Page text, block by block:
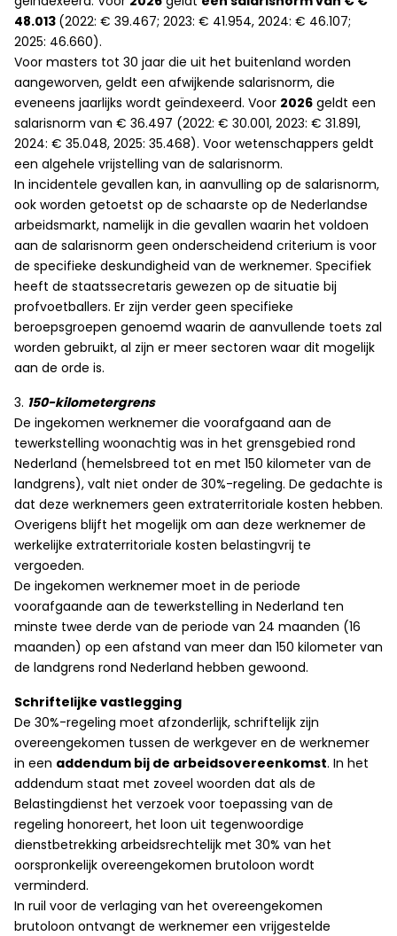
48.013 (2022: € 39.467; 2023: € 41.954, 2024: € 46.107;
2025: 46.660).
Voor masters tot 30 jaar die uit het buitenland worden
aangeworven, geldt een afwijkende salarisnorm, die
eveneens jaarlijks wordt geïndexeerd. Voor 2026 geldt een
salarisnorm van € 36.497 (2022: € 30.001, 2023: € 31.891,
2024: € 35.048, 2025: 35.468). Voor wetenschappers geldt
een algehele vrijstelling van de salarisnorm.
In incidentele gevallen kan, in aanvulling op de salarisnorm,
ook worden getoetst op de schaarste op de Nederlandse
arbeidsmarkt, namelijk in die gevallen waarin het voldoen
aan de salarisnorm geen onderscheidend criterium is voor
de specifieke deskundigheid van de werknemer. Specifiek
heeft de staatssecretaris gewezen op de situatie bij
profvoetballers. Er zijn verder geen specifieke
beroepsgroepen genoemd waarin de aanvullende toets zal
worden gebruikt, al zijn er meer sectoren waar dit mogelijk
aan de orde is.
3. 150-kilometergrens
De ingekomen werknemer die voorafgaand aan de
tewerkstelling woonachtig was in het grensgebied rond
Nederland (hemelsbreed tot en met 150 kilometer van de
landgrens), valt niet onder de 30%-regeling. De gedachte is
dat deze werknemers geen extraterritoriale kosten hebben.
Overigens blijft het mogelijk om aan deze werknemer de
werkelijke extraterritoriale kosten belastingvrij te
vergoeden.
De ingekomen werknemer moet in de periode
voorafgaande aan de tewerkstelling in Nederland ten
minste twee derde van de periode van 24 maanden (16
maanden) op een afstand van meer dan 150 kilometer van
de landgrens rond Nederland hebben gewoond.
Schriftelijke vastlegging
De 30%-regeling moet afzonderlijk, schriftelijk zijn
overeengekomen tussen de werkgever en de werknemer
in een addendum bij de arbeidsovereenkomst. In het
addendum staat met zoveel woorden dat als de
Belastingdienst het verzoek voor toepassing van de
regeling honoreert, het loon uit tegenwoordige
dienstbetrekking arbeidsrechtelijk met 30% van het
oorspronkelijk overeengekomen brutoloon wordt
verminderd.
In ruil voor de verlaging van het overeengekomen
brutoloon ontvangt de werknemer een vrijgestelde